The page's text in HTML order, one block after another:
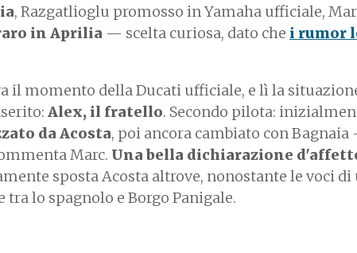
, Razgatlioglu promosso in Yamaha ufficiale,
in Aprilia — scelta curiosa, dato che i rumor
il momento della Ducati ufficiale, e lì la
Alex, il fratello. Secondo pilota:
da Acosta, poi ancora cambiato con
Marc. Una bella dichiarazione
sposta Acosta altrove, nonostante le voci di
tra lo spagnolo e Borgo Panigale.